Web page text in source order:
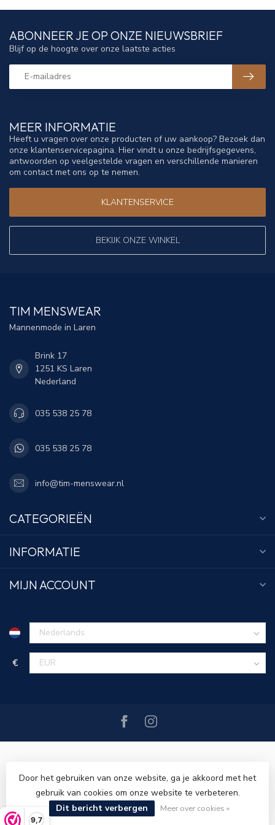
9,7
MEER INFORMATIE
Heeft u vragen over onze producten of uw aankoop? Bezoek dan
onze klantenservicepagina. Hier vindt u onze bedrijfsgegevens,
antwoorden op veelgestelde vragen en verschillende manieren
om contact met ons op te nemen.
KLANTENSERVICE
BEKIJK ONZE WINKEL
ABONNEER JE OP ONZE NIEUWSBRIEF
Blijf op de hoogte over onze laatste acties
TIM MENSWEAR
Mannenmode in Laren
Brink 17
1251 KS Laren
Nederland
035 538 25 78
035 538 25 78
info@tim-menswear.nl
CATEGORIEËN
INFORMATIE
MIJN ACCOUNT
€
© Copyright 2026 Tim Menswear - Powered byLightspeed
Lightspeed designby Dyvelopment
Door het gebruiken van onze website, ga je akkoord met het
gebruik van cookies om onze website te verbeteren.
Dit bericht verbergen
Meer over cookies »